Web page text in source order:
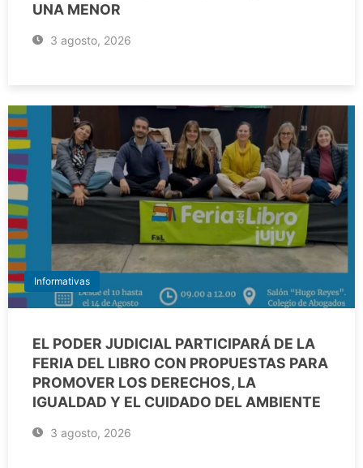
UNA MENOR
3 agosto, 2026
Informativas
EL PODER JUDICIAL PARTICIPARÁ DE LA
FERIA DEL LIBRO CON PROPUESTAS PARA
PROMOVER LOS DERECHOS, LA
IGUALDAD Y EL CUIDADO DEL AMBIENTE
3 agosto, 2026